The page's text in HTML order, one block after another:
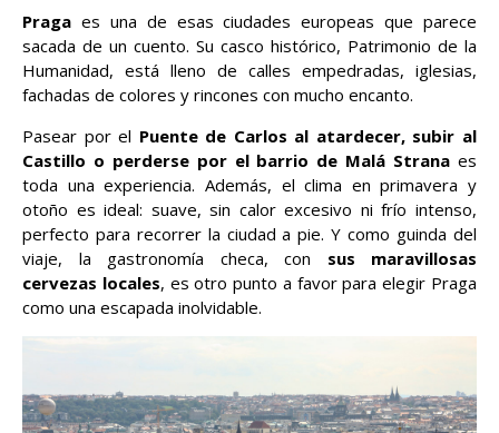
Praga es una de esas ciudades europeas que parece
sacada de un cuento. Su casco histórico, Patrimonio de la
Humanidad, está lleno de calles empedradas, iglesias,
fachadas de colores y rincones con mucho encanto.
Pasear por el Puente de Carlos al atardecer, subir al
Castillo o perderse por el barrio de Malá Strana es
toda una experiencia. Además, el clima en primavera y
otoño es ideal: suave, sin calor excesivo ni frío intenso,
perfecto para recorrer la ciudad a pie. Y como guinda del
viaje, la gastronomía checa, con sus maravillosas
cervezas locales, es otro punto a favor para elegir Praga
como una escapada inolvidable.